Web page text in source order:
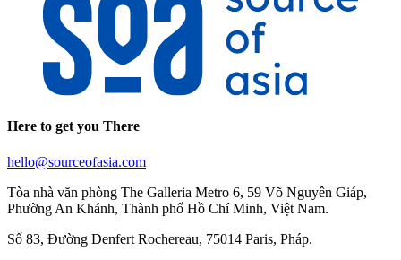
Here to get you There
hello@sourceofasia.com
Tòa nhà văn phòng The Galleria Metro 6, 59 Võ Nguyên Giáp,
Phường An Khánh, Thành phố Hồ Chí Minh, Việt Nam.
Số 83, Đường Denfert Rochereau, 75014 Paris, Pháp.